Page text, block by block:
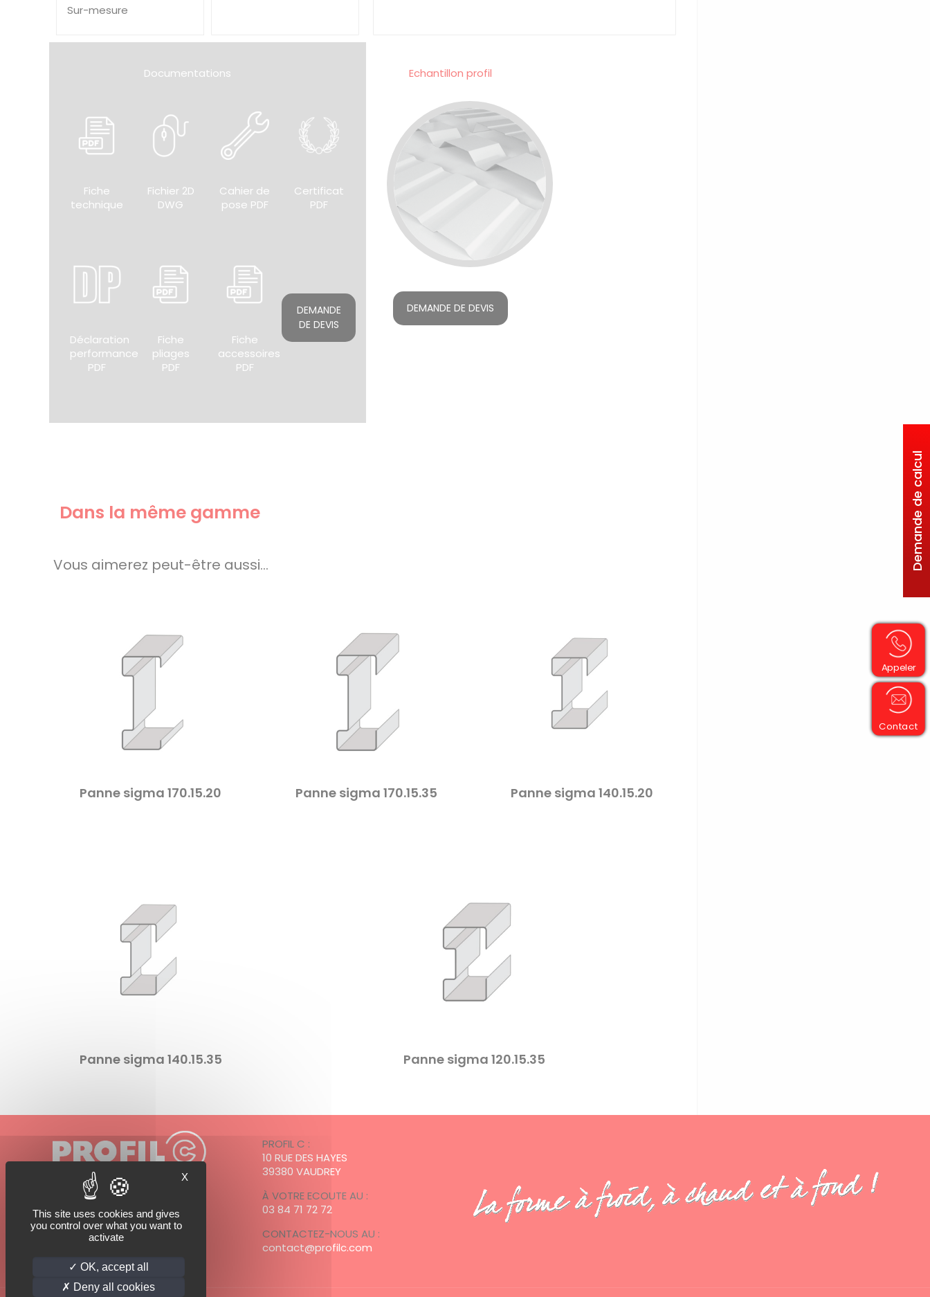
Sur-mesure
Documentations
Fiche
technique
Fichier 2D
DWG
Cahier de
pose PDF
Certificat
PDF
Déclaration
performance
PDF
Fiche
pliages
PDF
Fiche
accessoires
PDF
DEMANDE
DE DEVIS
Echantillon profil
DEMANDE DE DEVIS
Dans la même gamme
Vous aimerez peut-être aussi…
Panne sigma 170.15.20 Panne sigma 170.15.35 Panne sigma 140.15.20
Panne sigma 140.15.35 Panne sigma 120.15.35
PROFIL C est adhérent à
PROFIL C :
10 RUE DES HAYES
39380 VAUDREY
À VOTRE ECOUTE AU :
03 84 71 72 72
CONTACTEZ-NOUS AU :
contact@profilc.com
Appeler
Contact
X
This site uses cookies and gives
you control over what you want to
activate
OK, accept all
Deny all cookies